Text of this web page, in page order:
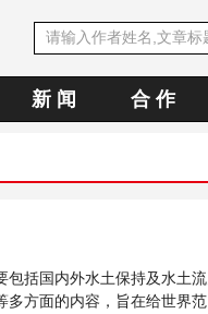
新 闻 合 作
包括国内外水土保持及水土
方面的内容，旨在给世界